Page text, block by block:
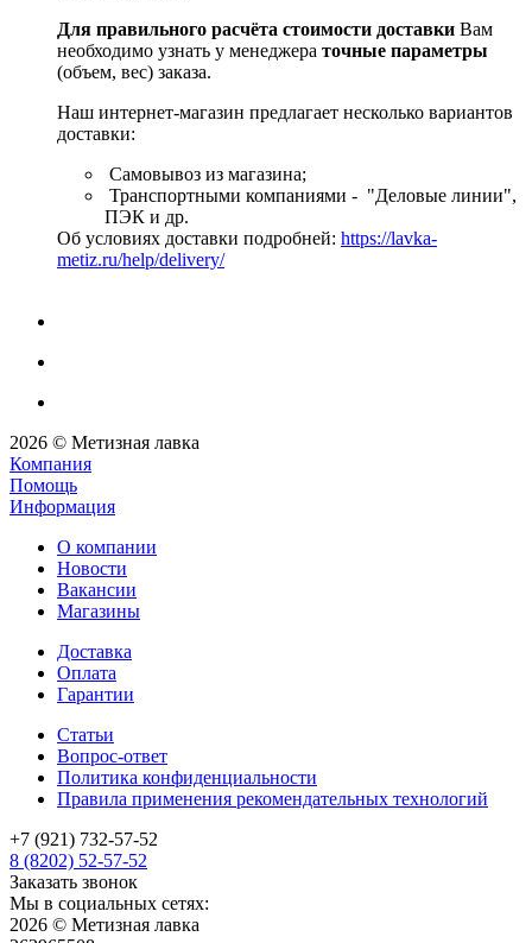
Для правильного расчёта стоимости доставки Вам
необходимо узнать у менеджера точные параметры
(объем, вес) заказа.
Наш интернет-магазин предлагает несколько вариантов
доставки:
Самовывоз из магазина;
Транспортными компаниями - "Деловые линии",
ПЭК и др.
Об условиях доставки подробней: https://lavka-
metiz.ru/help/delivery/
2026 © Метизная лавка
Компания
Помощь
Информация
О компании
Новости
Вакансии
Магазины
Доставка
Оплата
Гарантии
Статьи
Вопрос-ответ
Политика конфиденциальности
Правила применения рекомендательных технологий
+7 (921) 732-57-52
8 (8202) 52-57-52
Заказать звонок
Мы в социальных сетях:
2026 © Метизная лавка